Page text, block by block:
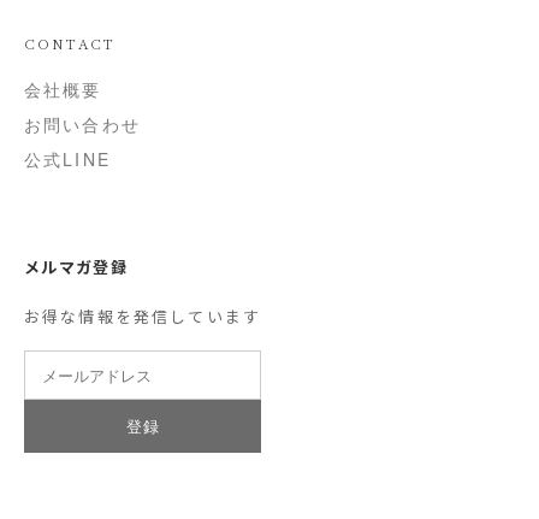
CONTACT
会社概要
お問い合わせ
公式LINE
メルマガ登録
お得な情報を発信しています
登録